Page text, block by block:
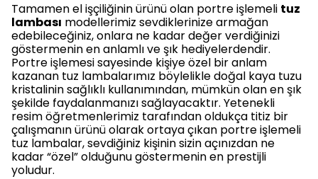
Tamamen el işçiliğinin ürünü olan portre işlemeli tuz
lambası modellerimiz sevdiklerinize armağan
edebileceğiniz, onlara ne kadar değer verdiğinizi
göstermenin en anlamlı ve şık hediyelerdendir.
Portre işlemesi sayesinde kişiye özel bir anlam
kazanan tuz lambalarımız böylelikle doğal kaya tuzu
kristalinin sağlıklı kullanımından, mümkün olan en şık
şekilde faydalanmanızı sağlayacaktır. Yetenekli
resim öğretmenlerimiz tarafından oldukça titiz bir
çalışmanın ürünü olarak ortaya çıkan portre işlemeli
tuz lambalar, sevdiğiniz kişinin sizin açınızdan ne
kadar “özel” olduğunu göstermenin en prestijli
yoludur.